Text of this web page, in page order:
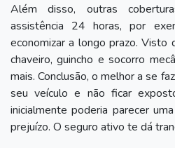
Além disso, outras
assistência 24 horas, por
economizar a longo prazo. Visto
chaveiro, guincho e socorro
mais. Conclusão, o melhor a se
seu veículo e não ficar
inicialmente poderia parecer
prejuízo. O seguro ativo te dá